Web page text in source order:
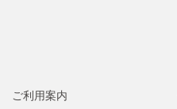
ご利用案内